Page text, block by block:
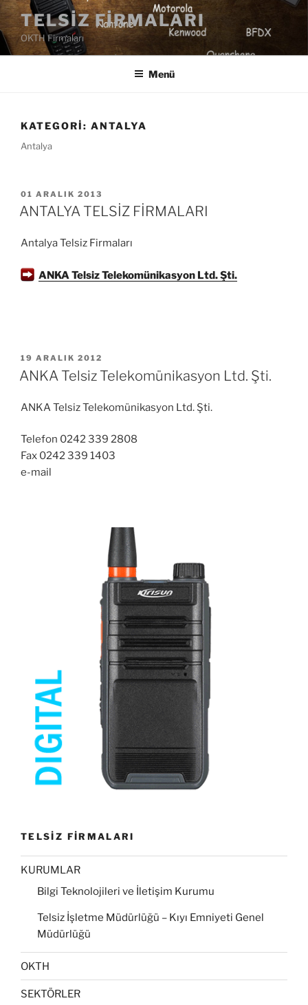
İçeriğe
geç TELSIZ FIRMALARI
OKTH Firmaları
Menü
KATEGORI: ANTALYA
Antalya
YAYIM
TARIHI
01 ARALIK 2013
ANTALYA TELSİZ FİRMALARI
Antalya Telsiz Firmaları
ANKA Telsiz Telekomünikasyon Ltd. Şti.
YAYIM
TARIHI
19 ARALIK 2012
ANKA Telsiz Telekomünikasyon Ltd. Şti.
ANKA Telsiz Telekomünikasyon Ltd. Şti.
Telefon 0242 339 2808
Fax 0242 339 1403
e-mail
TELSİZ FİRMALARI
KURUMLAR
Bilgi Teknolojileri ve İletişim Kurumu
Telsiz İşletme Müdürlüğü – Kıyı Emniyeti Genel
Müdürlüğü
OKTH
SEKTÖRLER